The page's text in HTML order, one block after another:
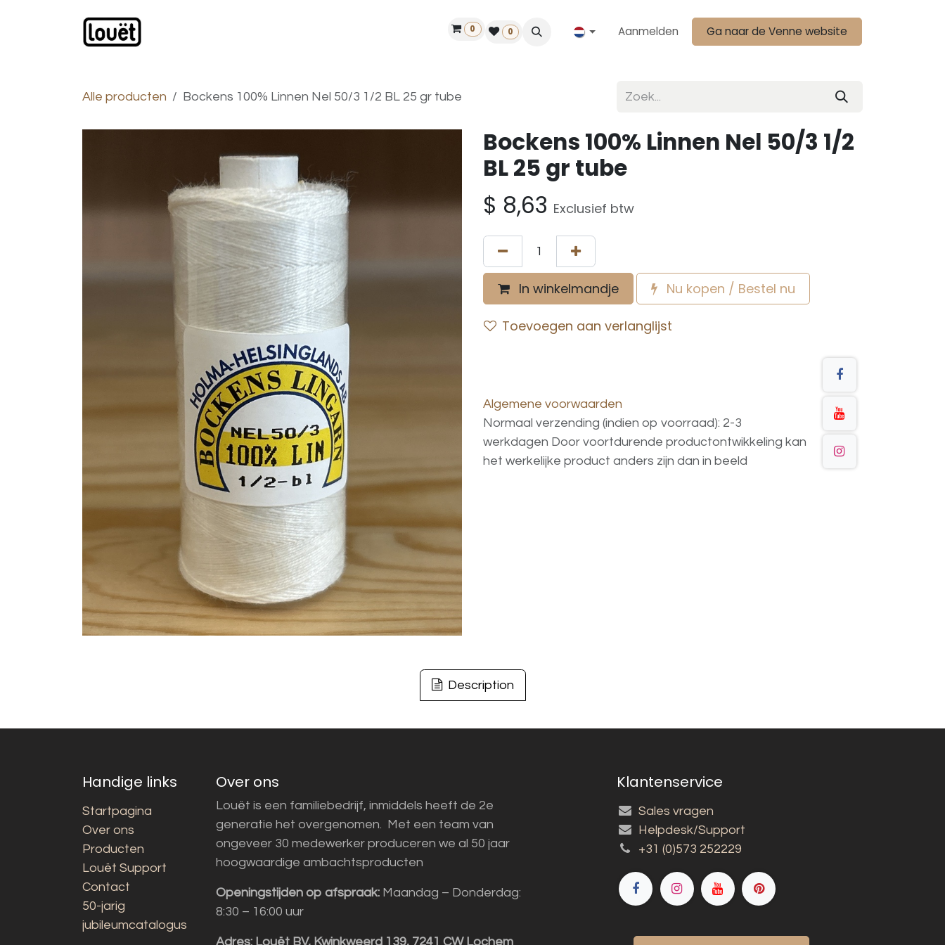
Vind een dealer
0 0 Aanmelden Ga naar de Venne website
Alle producten Bockens 100% Linnen Nel 50/3 1/2 BL 25 gr tube
Bockens 100% Linnen Nel 50/3 1/2
BL 25 gr tube
$ 8,63 Exclusief btw
In winkelmandje Nu kopen / Bestel nu
Toevoegen aan verlanglijst
Algemene voorwaarden
Normaal verzending (indien op voorraad): 2-3
werkdagen Door voortdurende productontwikkeling kan
het werkelijke product anders zijn dan in beeld
Description
Handige links
Startpagina
Over ons
Producten
Louët Support
Contact
50-jarig
jubileumcatalogus
Over ons
Louët is een familiebedrijf, inmiddels heeft de 2e
generatie het overgenomen. Met een team van
ongeveer 30 medewerker produceren we al 50 jaar
hoogwaardige ambachtsproducten
Openingstijden op afspraak: Maandag – Donderdag:
8:30 – 16:00 uur
Adres: Louët BV, Kwinkweerd 139, 7241 CW Lochem
Klantenservice
Sales vragen
Helpdesk/Support
+31 (0)573 252229